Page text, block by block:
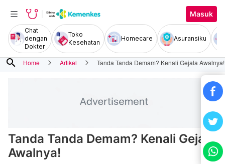
Masuk
Chat
dengan
Dokter
Toko
Kesehatan
Homecare Asuransiku
search Home Artikel Tanda Tanda Demam? Kenali Gejala Awalnya!
Tanda Tanda Demam? Kenali Gejala
Awalnya!